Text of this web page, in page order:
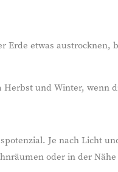
etwas austrocknen,
und Winter, wenn
Je nach Licht
oder in der Nähe